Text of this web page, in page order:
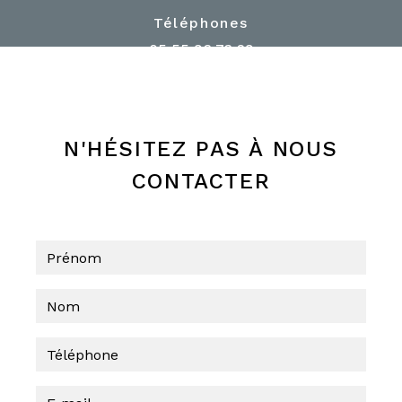
Téléphones
05 55 96 73 29
N'HÉSITEZ PAS À NOUS
CONTACTER